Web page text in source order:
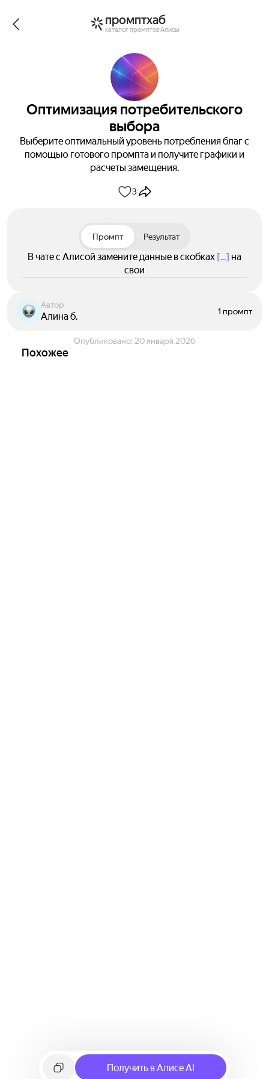
промптхаб
каталог промптов Алисы
Оптимизация потребительского
выбора
Выберите оптимальный уровень потребления благ с
помощью готового промпта и получите графики и
расчеты замещения.
3
Промпт Результат
В чате с Алисой замените данные в скобках [...] на
свои
Автор
Алина б. 1 промпт
Опубликовано: 20 января 2026
Похожее
Получить в Алисе AI